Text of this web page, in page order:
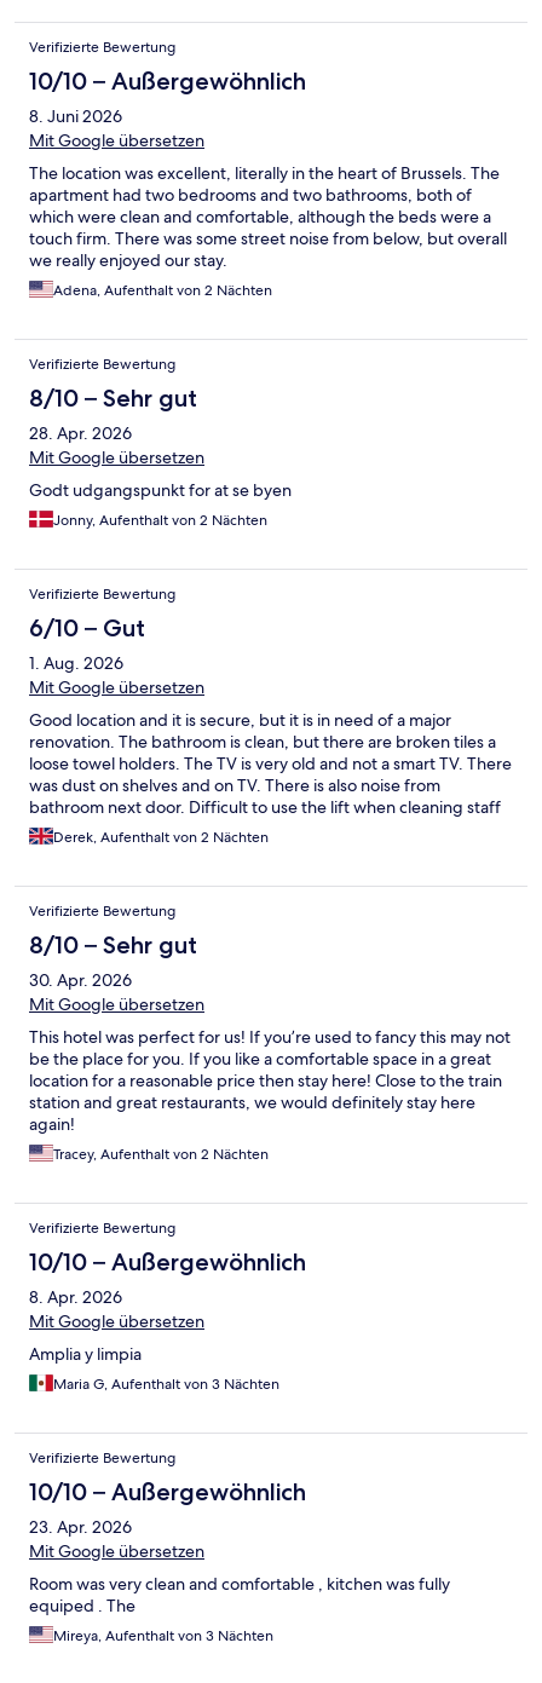
Kartenleser hinbekommen. Aber ohne Ansprechpartner ist es
sehr unglücklich.Die Zimmer waren groß, aber haben auch
schon ein paar Tage hinter sich.
Verifizierte Bewertung
10/10 – Außergewöhnlich
8. Juni 2026
Mit Google übersetzen
The location was excellent, literally in the heart of Brussels. The
apartment had two bedrooms and two bathrooms, both of
which were clean and comfortable, although the beds were a
touch firm. There was some street noise from below, but overall
we really enjoyed our stay.
Adena, Aufenthalt von 2 Nächten
Verifizierte Bewertung
8/10 – Sehr gut
28. Apr. 2026
Mit Google übersetzen
Godt udgangspunkt for at se byen
Jonny, Aufenthalt von 2 Nächten
Verifizierte Bewertung
6/10 – Gut
1. Aug. 2026
Mit Google übersetzen
Good location and it is secure, but it is in need of a major
renovation. The bathroom is clean, but there are broken tiles a
loose towel holders. The TV is very old and not a smart TV. There
was dust on shelves and on TV. There is also noise from
bathroom next door. Difficult to use the lift when cleaning staff
are using it to move trollies etc.
Derek, Aufenthalt von 2 Nächten
Verifizierte Bewertung
8/10 – Sehr gut
30. Apr. 2026
Mit Google übersetzen
This hotel was perfect for us! If you’re used to fancy this may not
be the place for you. If you like a comfortable space in a great
location for a reasonable price then stay here! Close to the train
station and great restaurants, we would definitely stay here
again!
Tracey, Aufenthalt von 2 Nächten
Verifizierte Bewertung
10/10 – Außergewöhnlich
8. Apr. 2026
Mit Google übersetzen
Amplia y limpia
Maria G, Aufenthalt von 3 Nächten
Verifizierte Bewertung
10/10 – Außergewöhnlich
23. Apr. 2026
Mit Google übersetzen
Room was very clean and comfortable , kitchen was fully
equiped . The
Mireya, Aufenthalt von 3 Nächten